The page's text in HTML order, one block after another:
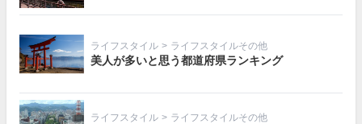
ライフスタイル > ライフスタイルその他
美人が多いと思う都道府県ランキング
ライフスタイル > ライフスタイルその他